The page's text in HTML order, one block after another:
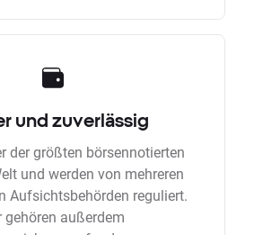
und zuverlässig
der größten börsennotierten
und werden von mehreren
Aufsichtsbehörden reguliert.
gehören außerdem